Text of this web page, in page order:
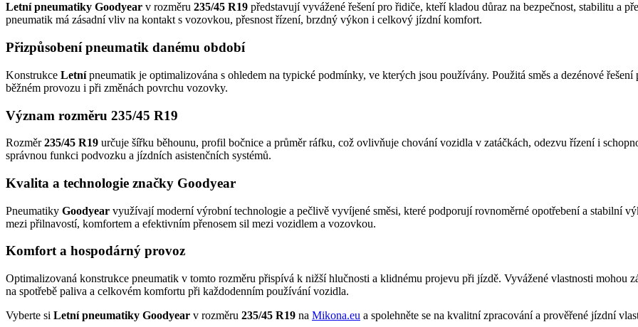
Letní pneumatiky Goodyear v rozměru 235/45 R19 představují vyvážené řešení pro řidiče, kteří kladou důraz na bezpečnost, stabilitu a
pneumatik má zásadní vliv na kontakt s vozovkou, přesnost řízení, brzdný výkon i celkový jízdní komfort.
Přizpůsobení pneumatik danému období
Konstrukce Letnípneumatik je optimalizována s ohledem na typické podmínky, ve kterých jsou používány. Použitá směs a dezénové
běžném provozu i při změnách povrchu vozovky.
Význam rozměru 235/45 R19
Rozměr235/45 R19 určuje šířku běhounu, profil bočnice a průměr ráfku, což ovlivňuje chování vozidla v zatáčkách, odezvu řízení i
správnou funkci podvozku a jízdních asistenčních systémů.
Kvalita a technologie značky Goodyear
Pneumatiky Goodyear využívají moderní výrobní technologie a pečlivě vyvíjené směsi, které podporují rovnoměrné opotřebení a stabilní
mezi přilnavostí, komfortem a efektivním přenosem sil mezi vozidlem a vozovkou.
Komfort a hospodárný provoz
Optimalizovaná konstrukce pneumatik v tomto rozměru přispívá k nižší hlučnosti a klidnému projevu při jízdě. Vyvážené vlastnosti mohou
na spotřebě paliva a celkovém komfortu při každodenním používání vozidla.
Vyberte si Letní pneumatiky Goodyear v rozměru 235/45 R19 na Mikona.eu a spolehněte se na kvalitní zpracování a prověřené jízdní